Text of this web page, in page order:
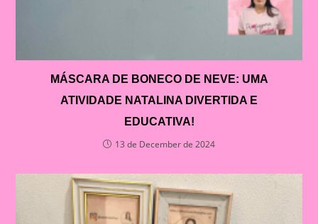
MÁSCARA DE BONECO DE NEVE: UMA
ATIVIDADE NATALINA DIVERTIDA E
EDUCATIVA!
13 de December de 2024